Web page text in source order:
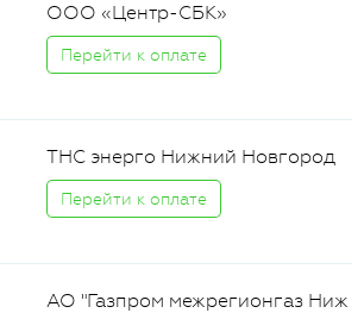
ООО «Центр-СБК»
Перейти к оплате
ТНС энерго Нижний Новгород
Перейти к оплате
АО "Газпром межрегионгаз Ниж